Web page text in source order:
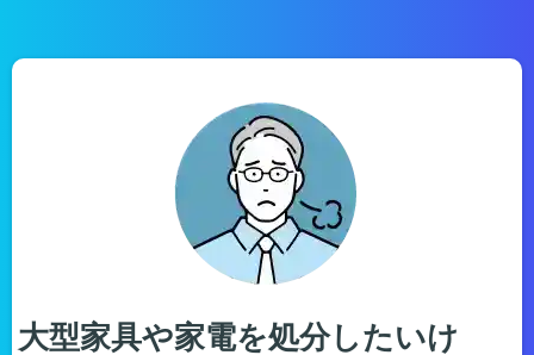
大型家具や家電を処分したいけ